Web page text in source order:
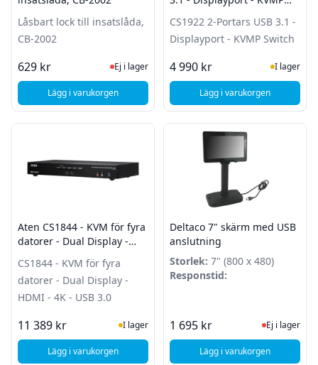
Låsbart lock till insatslåda,
CB-2002
629 kr Ej i lager, besök produktsidan för
Ej i lager
Lägg i varukorgen, STAR Låsbart lock till insatslåda, CB-2002
CS1922 2-Portars USB 3.1 -
Displayport - KVMP Switch
4 990 kr I Lager
I lager
Lägg i varukorgen
Aten CS1844 - KVM för fyra
datorer - Dual Display -
CS1844 - KVM för fyra
datorer - Dual Display -
HDMI - 4K - USB 3.0
11 389 kr I Lager
I lager
Lägg i varukorgen, Aten CS1844 - KVM för fyra datorer - Dual Display - HDMI
Deltaco 7" skärm med USB
anslutning
Storlek: 7" (800 x 480)
Responstid:
1 695 kr Ej i lager,
Ej i lager
Lägg i varukorgen, Deltaco 7" skärm